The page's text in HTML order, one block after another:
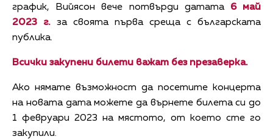
график, Вийясон вече потвърди датата 6 май
2023 г. за своята първа среща с българската
публика.
Всички закупени билети важат без презаверка.
Ако нямате възможност да посетите концерта
на новата дата можете да върнете билета си до
1 февруари 2023 на мястото, от което сте го
закупили.